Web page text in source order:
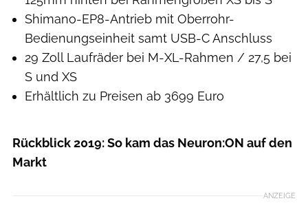
Shimano-EP8-Antrieb mit Oberrohr-
Bedienungseinheit samt USB-C Anschluss
29 Zoll Laufräder bei M-XL-Rahmen / 27,5 bei
S und XS
Erhältlich zu Preisen ab 3699 Euro
Rückblick 2019: So kam das Neuron:ON auf den
Markt
ANZEIGE